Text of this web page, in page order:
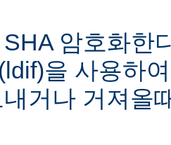
암호화한
을 사용하
내거나 거져올